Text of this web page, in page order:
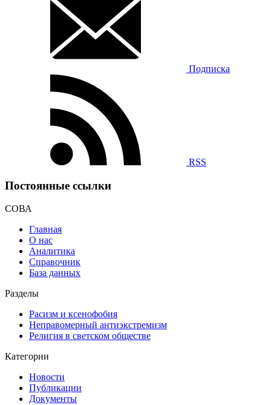
Подписка
RSS
Постоянные ссылки
СОВА
Главная
О нас
Аналитика
Справочник
База данных
Разделы
Расизм и ксенофобия
Неправомерный антиэкстремизм
Религия в светском обществе
Категории
Новости
Публикации
Документы